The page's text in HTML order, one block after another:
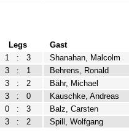
Legs
Gast
1 : 3
Shanahan, Malcolm
3 : 1
Behrens, Ronald
3 : 2
Bähr, Michael
3 : 0
Kauschke, Andreas
0 : 3
Balz, Carsten
3 : 2 Spill, Wolfgang